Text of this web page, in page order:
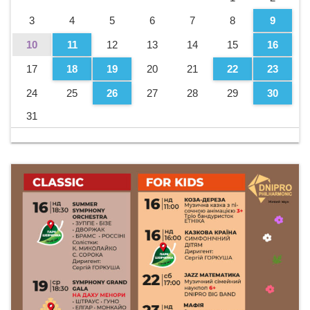
3
4 5 6 7 8 9
10 11 12 13 14 15 16
17 18 19 20 21 22 23
24 25 26 27 28 29
30
31